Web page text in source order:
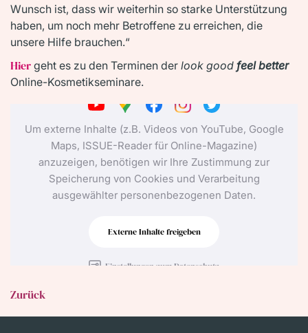
Wunsch ist, dass wir weiterhin so starke Unterstützung
haben, um noch mehr Betroffene zu erreichen, die
unsere Hilfe brauchen.“
Hier geht es zu den Terminen der look good feel better
Online-Kosmetikseminare.
Um externe Inhalte (z.B. Videos von YouTube, Google
Maps, ISSUE-Reader für Online-Magazine)
anzuzeigen, benötigen wir Ihre Zustimmung zur
Speicherung von Cookies und Verarbeitung
ausgewählter personenbezogenen Daten.
Externe Inhalte freigeben
Einstellungen zum Datenschutz
Zurück